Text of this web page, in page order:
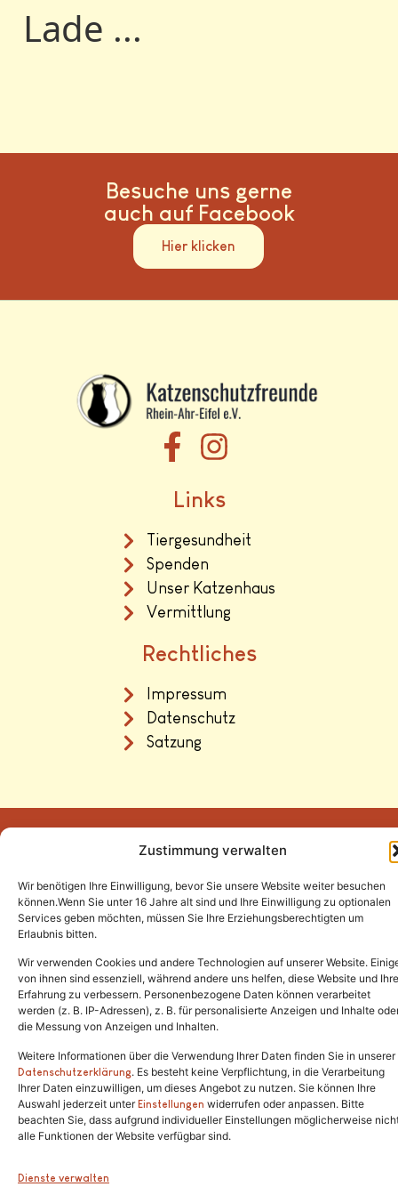
Zustimmung verwalten
Wir benötigen Ihre Einwilligung, bevor Sie unsere Website weiter besuchen
können.Wenn Sie unter 16 Jahre alt sind und Ihre Einwilligung zu optionalen
Services geben möchten, müssen Sie Ihre Erziehungsberechtigten um
Erlaubnis bitten.
Wir verwenden Cookies und andere Technologien auf unserer Website.
von ihnen sind essenziell, während andere uns helfen, diese Website und Ihre
Erfahrung zu verbessern. Personenbezogene Daten können verarbeitet
werden (z. B. IP-Adressen), z. B. für personalisierte Anzeigen und Inhalte
die Messung von Anzeigen und Inhalten.
Weitere Informationen über die Verwendung Ihrer Daten finden Sie in unserer
Datenschutzerklärung. Es besteht keine Verpflichtung, in die Verarbeitung
Ihrer Daten einzuwilligen, um dieses Angebot zu nutzen. Sie können Ihre
Auswahl jederzeit unterEinstellungen widerrufen oder anpassen. Bitte
beachten Sie, dass aufgrund individueller Einstellungen möglicherweise
alle Funktionen der Website verfügbar sind.
Dienste verwalten
Lade ...
Besuche uns gerne
auch auf Facebook
Hier klicken
Links
Tiergesundheit
Spenden
Unser Katzenhaus
Vermittlung
Rechtliches
Impressum
Datenschutz
Satzung
Copyright © 2024. Alle Rechte vorbehalten.
Tel.:(02646) 915928
info@katzenschutzfreunde.de
Im Brandenfeld 22
53426 Schalkenbach